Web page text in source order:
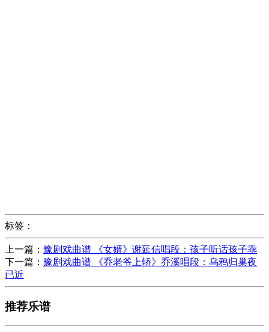
标签：
上一篇： 豫剧戏曲谱 《女婿》谢延信唱段：孩子听话孩子乖
下一篇： 豫剧戏曲谱 《乔老爷上轿》乔溪唱段：乌鸦归巢夜
已近
推荐乐谱